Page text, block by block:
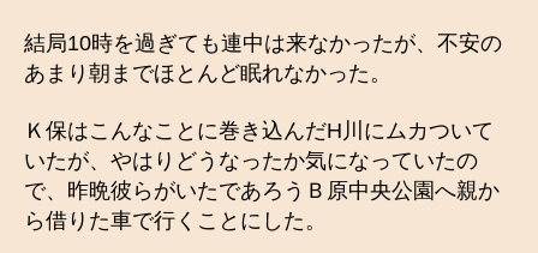
結局10時を過ぎても連中は来なかったが、不安の
あまり朝までほとんど眠れなかった。
Ｋ保はこんなことに巻き込んだH川にムカついて
いたが、やはりどうなったか気になっていたの
で、昨晩彼らがいたであろうＢ原中央公園へ親か
ら借りた車で行くことにした。